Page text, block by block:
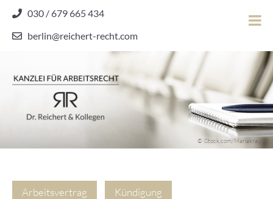
content
030 / 679 665 434
berlin@reichert-recht.com
Dr.
Reichert
Arbeitsrecht
© iStock.com/Mariakray
Arbeitsvertrag
Kündigung